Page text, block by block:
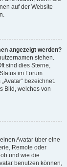
auf der Website
angezeigt werden?
stehen.
sind dies Sterne,
im Forum
bezeichnet.
Bild, welches von
Avatar über eine
Remote oder
und wie die
benutzen können,